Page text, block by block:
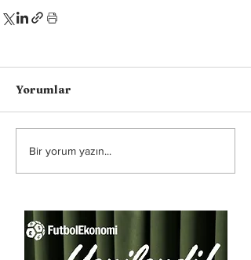
Yorumlar
Bir yorum yazın...